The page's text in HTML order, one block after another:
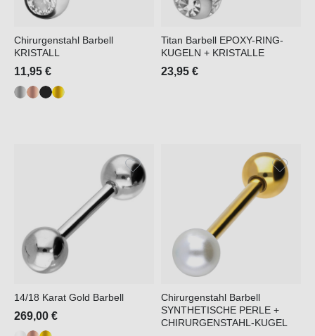
Chirurgenstahl Barbell
KRISTALL
11,95 €
Titan Barbell EPOXY-RING-
KUGELN + KRISTALLE
23,95 €
14/18 Karat Gold Barbell
269,00 €
Chirurgenstahl Barbell
SYNTHETISCHE PERLE +
CHIRURGENSTAHL-KUGEL